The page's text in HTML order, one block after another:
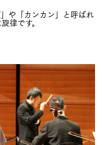
や「カンカン」と呼ばれ
律です。